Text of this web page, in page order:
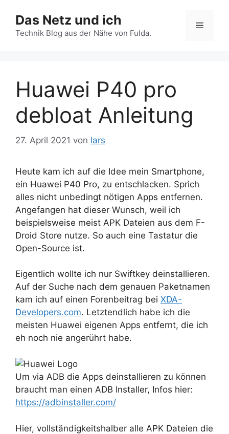
Inhalt
springen
Das Netz und ich
Technik Blog aus der Nähe von Fulda.
Menü
Huawei P40 pro
debloat Anleitung
27. April 2021 von lars
Heute kam ich auf die Idee mein Smartphone,
ein Huawei P40 Pro, zu entschlacken. Sprich
alles nicht unbedingt nötigen Apps entfernen.
Angefangen hat dieser Wunsch, weil ich
beispielsweise meist APK Dateien aus dem F-
Droid Store nutze. So auch eine Tastatur die
Open-Source ist.
Eigentlich wollte ich nur Swiftkey deinstallieren.
Auf der Suche nach dem genauen Paketnamen
kam ich auf einen Forenbeitrag bei XDA-
Developers.com. Letztendlich habe ich die
meisten Huawei eigenen Apps entfernt, die ich
eh noch nie angerührt habe.
Um via ADB die Apps deinstallieren zu können
braucht man einen ADB Installer, Infos hier:
https://adbinstaller.com/
Hier, vollständigkeitshalber alle APK Dateien die